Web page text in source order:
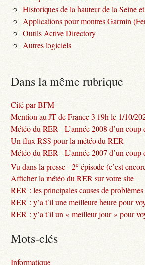
Historiques de la hauteur de la Seine
Applications pour montres Garmin
Outils Active Directory
Autres logiciels
Dans la même rubrique
Cité par BFM
Mention au JT de France 3 19h le 1/10/
Météo du RER - L’année 2008 d’un coup
Un flux RSS pour la météo du RER
Météo du RER - L’année 2007 d’un coup
Vu dans la presse - 2e épisode (c’est
Afficher la météo du RER sur votre site
RER : les principales causes de problèmes
RER : y’a t’il une meilleure heure pour
RER : y’a t’il un « meilleur jour » pour
Mots-clés
Informatique